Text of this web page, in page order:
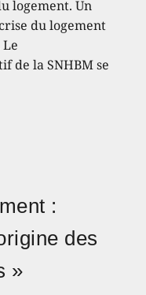
logement. Un
du logement
de la SNHBM se
:
des
»